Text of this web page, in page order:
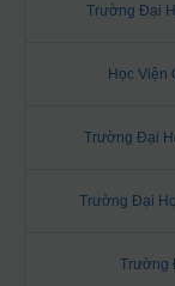
Trường Đại
Học Viện
Trường Đại
Trường Đại
Trường